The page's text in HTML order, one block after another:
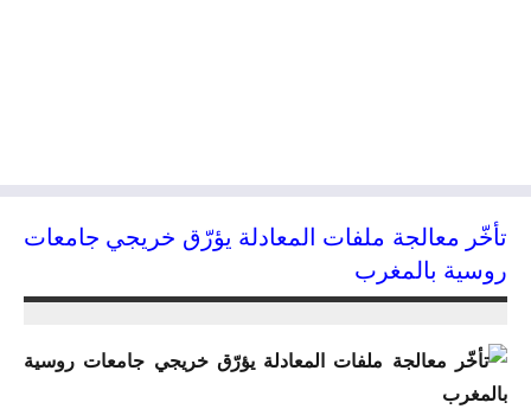
تأخّر معالجة ملفات المعادلة يؤرّق خريجي جامعات
روسية بالمغرب